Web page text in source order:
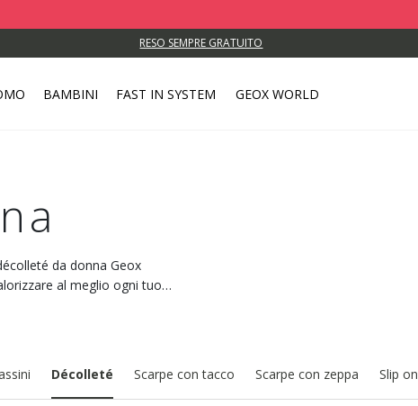
RESO SEMPRE GRATUITO
BAMBINI FAST IN SYSTEM GEOX WORLD
da donna Geox
al meglio ogni tuo
Décolleté Scarpe con tacco Scarpe con zeppa Slip on